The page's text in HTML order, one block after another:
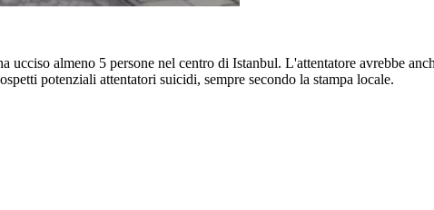
ucciso almeno 5 persone nel centro di Istanbul. L'attentatore avrebbe
potenziali attentatori suicidi, sempre secondo la stampa locale.